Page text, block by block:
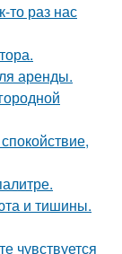
то раз нас
аренды.
и тишины.
чувствуется